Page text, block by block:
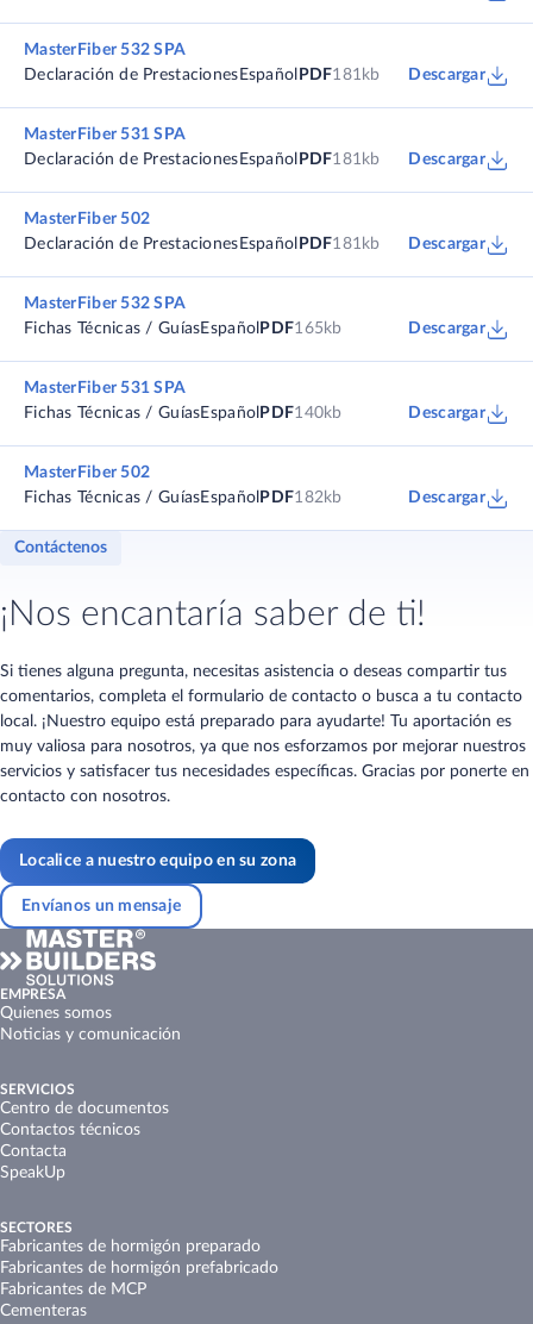
MasterFiber 532 SPA
Declaración de Prestaciones Español PDF181kb Descargar
MasterFiber 531 SPA
Declaración de Prestaciones Español PDF181kb Descargar
MasterFiber 502
Declaración de Prestaciones Español PDF181kb Descargar
MasterFiber 532 SPA
Fichas Técnicas / GuíasEspañol PDF165kb Descargar
MasterFiber 531 SPA
Fichas Técnicas / GuíasEspañol PDF140kb Descargar
MasterFiber 502
Fichas Técnicas / GuíasEspañol PDF182kb Descargar
Contáctenos
¡Nos encantaría saber de ti!
Si tienes alguna pregunta, necesitas asistencia o deseas compartir tus
comentarios, completa el formulario de contacto o busca a tu contacto
local. ¡Nuestro equipo está preparado para ayudarte! Tu aportación es
muy valiosa para nosotros, ya que nos esforzamos por mejorar nuestros
servicios y satisfacer tus necesidades específicas. Gracias por ponerte en
contacto con nosotros.
Localice a nuestro equipo en su zona
Envíanos un mensaje
EMPRESA
Quienes somos
Noticias y comunicación
SERVICIOS
Centro de documentos
Contactos técnicos
Contacta
SpeakUp
SECTORES
Fabricantes de hormigón preparado
Fabricantes de hormigón prefabricado
Fabricantes de MCP
Cementeras